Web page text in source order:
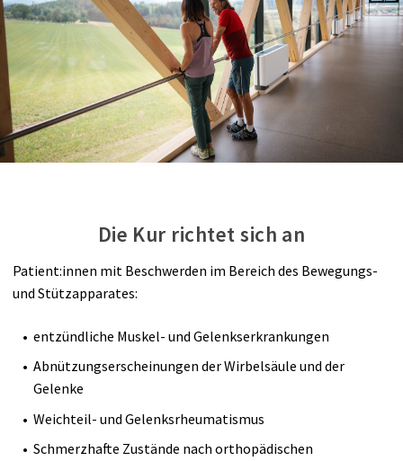
Die Kur richtet sich an
Patient:innen mit Beschwerden im Bereich des Bewegungs-
und Stützapparates:
entzündliche Muskel- und Gelenkserkrankungen
Abnützungserscheinungen der Wirbelsäule und der
Gelenke
Weichteil- und Gelenksrheumatismus
Schmerzhafte Zustände nach orthopädischen